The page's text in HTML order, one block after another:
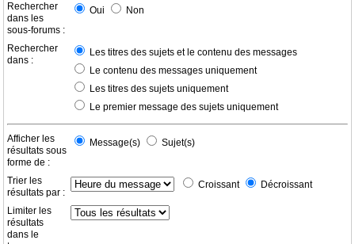
Rechercher
dans les
sous-forums :
Oui Non
Rechercher
dans :
Les titres des sujets et le contenu des messages
Le contenu des messages uniquement
Les titres des sujets uniquement
Le premier message des sujets uniquement
Afficher les
résultats sous
forme de :
Message(s) Sujet(s)
Trier les
résultats par :
Croissant Décroissant
Limiter les
résultats
dans le